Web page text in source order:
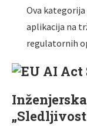
Ova
aplikacija na
regulatornih